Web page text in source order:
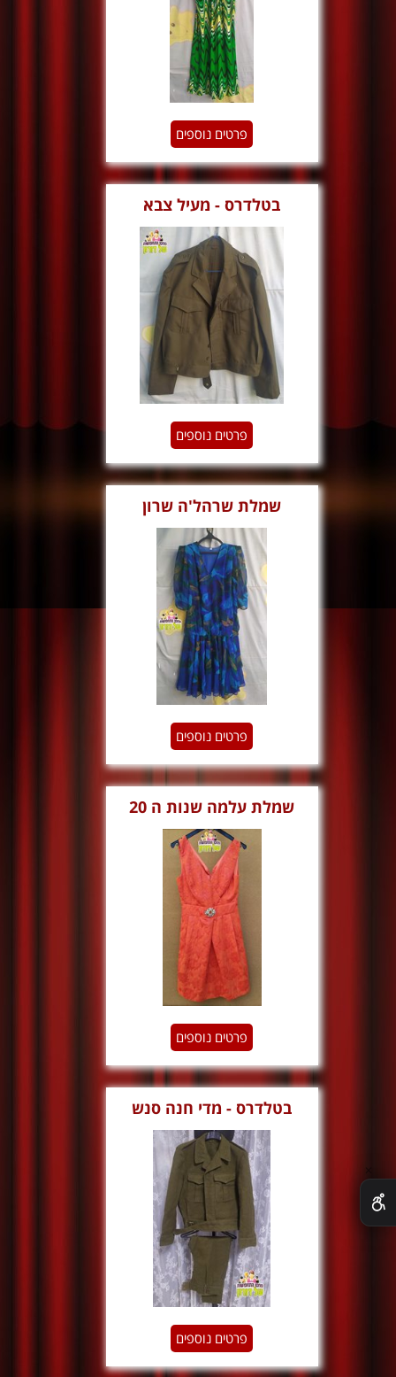
פרטים נוספים
בטלדרס - מעיל צבא
פרטים נוספים
שמלת שרהל'ה שרון
פרטים נוספים
‏‏שמלת עלמה שנות ה 20
פרטים נוספים
בטלדרס - מדי חנה סנש
פרטים נוספים